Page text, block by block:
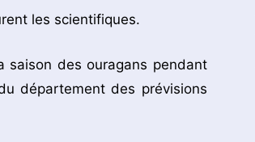
les scientifiques.
saison des ouragans pendant
département des prévisions